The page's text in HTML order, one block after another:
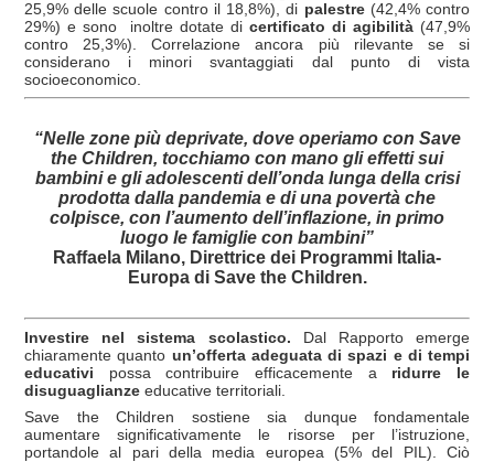
25,9% delle scuole contro il 18,8%), di palestre(42,4% contro
29%) e sono inoltre dotate di certificato di agibilità (47,9%
contro 25,3%). Correlazione ancora più rilevante se si
considerano i minori svantaggiati dal punto di vista
socioeconomico.
“Nelle zone più deprivate, dove operiamo con Save
the Children, tocchiamo con mano gli effetti sui
bambini e gli adolescenti dell’onda lunga della crisi
prodotta dalla pandemia e di una povertà che
colpisce, con l’aumento dell’inflazione, in primo
luogo le famiglie con bambini”
Raffaela Milano, Direttrice dei Programmi Italia-
Europa di Save the Children.
Investire nel sistema scolastico. Dal Rapporto emerge
chiaramente quanto un’offerta adeguata di spazi e di tempi
educativi possa contribuire efficacemente a ridurre le
disuguaglianze educative territoriali.
Save the Children sostiene sia dunque fondamentale
aumentare significativamente le risorse per l’istruzione,
portandole al pari della media europea (5% del PIL). Ciò